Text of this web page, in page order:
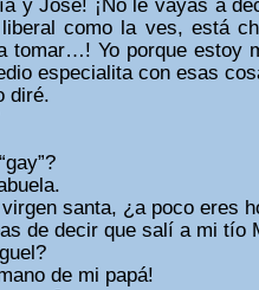
y José! ¡No le vayas a
como la ves, está
tomar…! Yo porque estoy
especialita con esas
diré.
santa, ¿a poco eres
de decir que salí a mi tío
de mi papá!